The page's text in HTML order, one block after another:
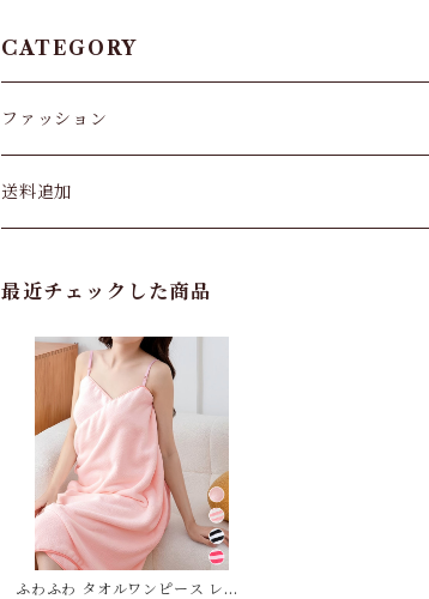
CATEGORY
ファッション
パンツ&スカート
バッグ
カーディガン
パンプス・サンダル
ワンピース・セットアップ
送料追加
最近チェックした商品
ふわふわ タオルワンピース レデ